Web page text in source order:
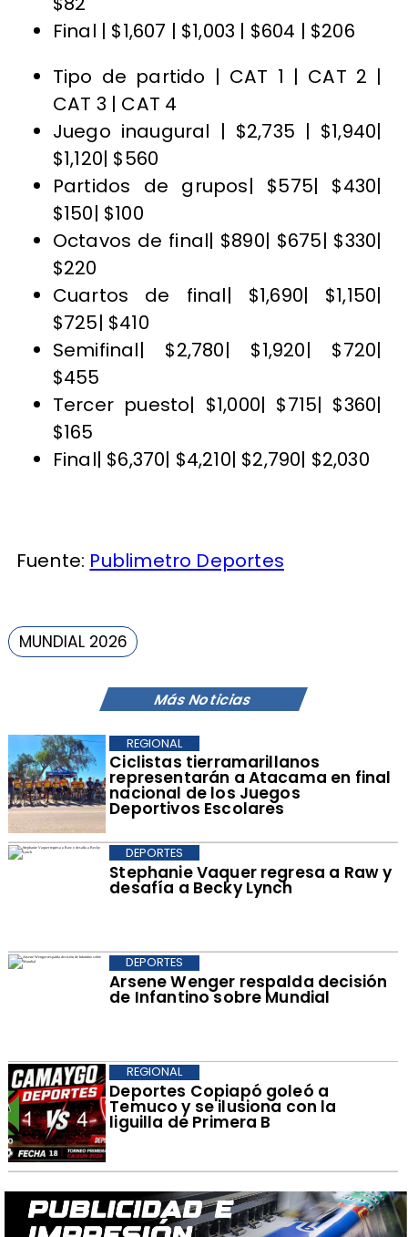
Más Noticias
​Ciclistas tierramarillanos
representarán a Atacama en final
nacional de los Juegos
Deportivos Escolares
REGIONAL
Stephanie Vaquer regresa a Raw y
desafía a Becky Lynch
DEPORTES
Arsene Wenger respalda decisión
de Infantino sobre Mundial
DEPORTES
Deportes Copiapó goleó a
Temuco y se ilusiona con la
liguilla de Primera B
REGIONAL
Final | $1,607 | $1,003 | $604 | $206
Tipo de partido | CAT 1 | CAT 2 |
CAT 3 | CAT 4
Juego inaugural | $2,735 | $1,940|
$1,120| $560
Partidos de grupos| $575| $430|
$150| $100
Octavos de final| $890| $675| $330|
$220
Cuartos de final| $1,690| $1,150|
$725| $410
Semifinal| $2,780| $1,920| $720|
$455
Tercer puesto| $1,000| $715| $360|
$165
Final| $6,370| $4,210| $2,790| $2,030
Fuente: Publimetro Deportes
MUNDIAL 2026